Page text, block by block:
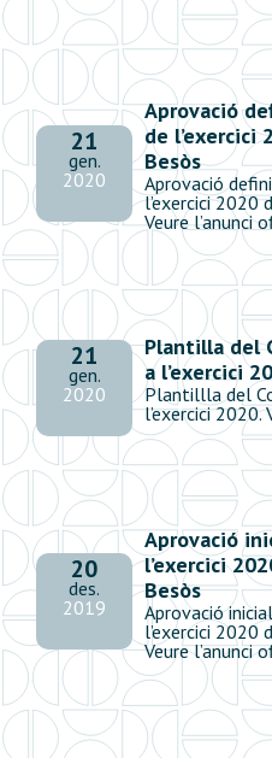
21
gen.
2020
Aprovació
de l’exercici
Besòs
Aprovació
l’exercici 2020
Veure l’anunci
21
gen.
2020
Plantilla del
a l’exercici
Plantillla del
l’exercici 2020.
20
des.
2019
Aprovació
l’exercici
Besòs
Aprovació
l’exercici 2020
Veure l’anunci